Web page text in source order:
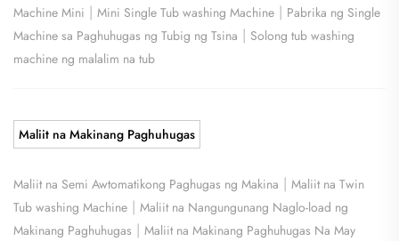
Machine Mini | Mini Single Tub washing Machine | Pabrika ng Single
Machine sa Paghuhugas ng Tubig ng Tsina | Solong tub washing
machine ng malalim na tub
Maliit na Makinang Paghuhugas
Maliit na Semi Awtomatikong Paghugas ng Makina | Maliit na Twin
Tub washing Machine | Maliit na Nangungunang Naglo-load ng
Makinang Paghuhugas | Maliit na Makinang Paghuhugas Na May